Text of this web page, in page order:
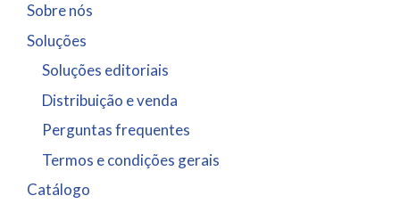
Sobre nós
Soluções
Soluções editoriais
Distribuição e venda
Perguntas frequentes
Termos e condições gerais
Catálogo